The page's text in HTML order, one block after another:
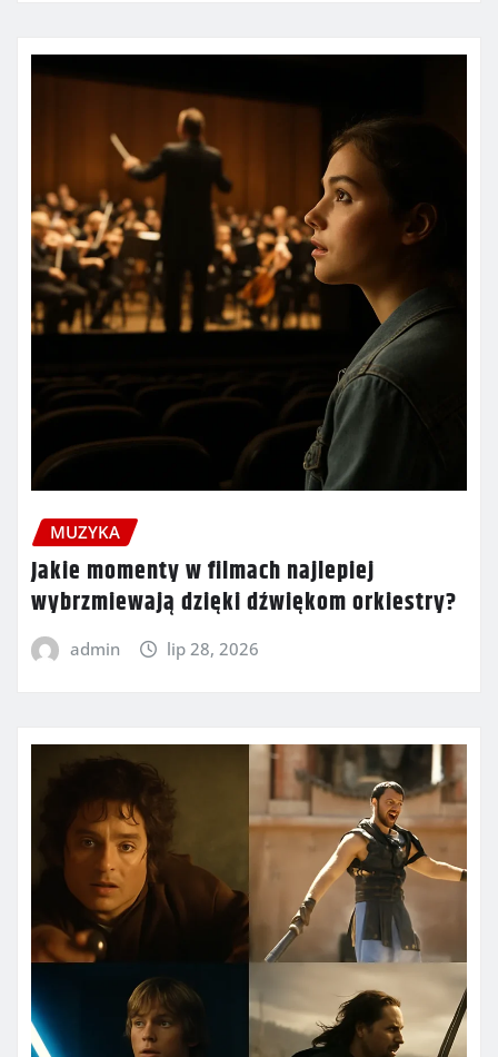
MUZYKA
Jakie momenty w filmach najlepiej
wybrzmiewają dzięki dźwiękom orkiestry?
admin lip 28, 2026